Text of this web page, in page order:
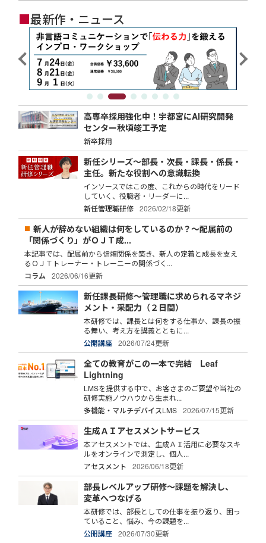
■最新作・ニュース
高専卒採用強化中！宇都宮にAI研究開発
センター秋頃竣工予定
新卒採用
新任シリーズ～部長・次長・課長・係長・
主任。新たな役割への意識転換
インソースではこの度、これからの時代をリード
していく、役職者・リーダーに...
新任管理職研修
2026/02/18更新
新人が辞めない組織は何をしているのか？～配属前の
「関係づくり」がＯＪＴ成...
本記事では、配属前から信頼関係を築き、新人の定着と成長を支え
るＯＪＴトレーナー・トレーニーの関係づく...
コラム
2026/06/16更新
新任課長研修～管理職に求められるマネジ
メント・采配力（２日間）
本研修では、課長とは何をする仕事か、課長の振
る舞い、考え方を講義とともに...
公開講座
2026/07/24更新
全ての教育がこの一本で完結 Leaf
Lightning
LMSを提供する中で、お客さまのご要望や当社の
研修実施ノウハウから生まれ...
多機能・マルチデバイスLMS
2026/07/15更新
生成ＡＩアセスメントサービス
本アセスメントでは、生成ＡＩ活用に必要なスキ
ルをオンラインで測定し、個人...
アセスメント
2026/06/18更新
部長レベルアップ研修～課題を解決し、
変革へつなげる
本研修では、部長としての仕事を振り返り、困っ
ていること、悩み、今の課題を...
公開講座
2026/07/30更新